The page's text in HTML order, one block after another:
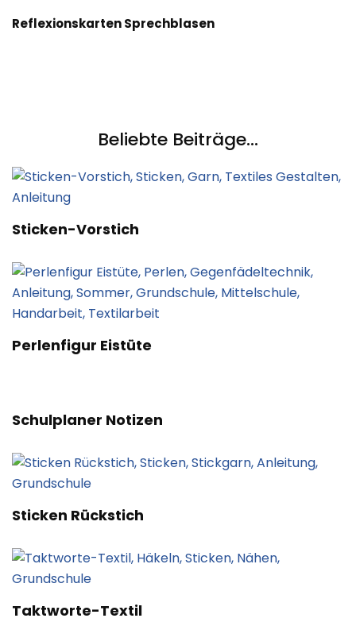
Reflexionskarten Sprechblasen
Beliebte Beiträge...
Sticken-Vorstich
Perlenfigur Eistüte
Schulplaner Notizen
Sticken Rückstich
Taktworte-Textil